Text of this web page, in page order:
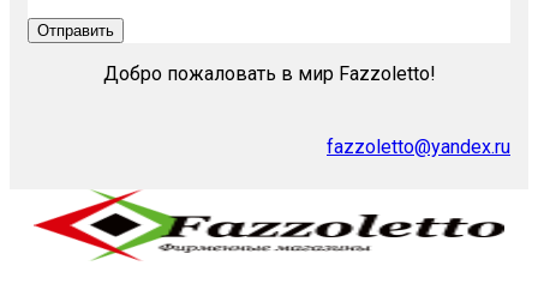
Добро пожаловать в мир Fazzoletto!
fazzoletto@yandex.ru